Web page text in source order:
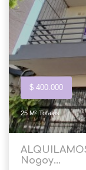
$ 400.000
25 M² Totales
Nogoy...